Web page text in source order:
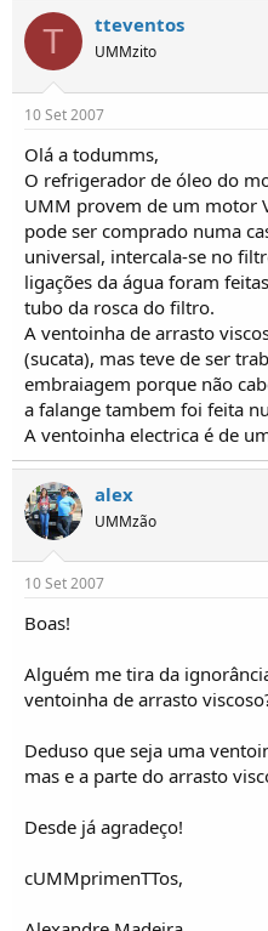
T tteventos
UMMzito
10 Set 2007
Olá a todumms,
O refrigerador de óleo do
UMM provem de um motor
pode ser comprado numa
universal, intercala-se no
ligações da água foram
tubo da rosca do filtro.
A ventoinha de arrasto
(sucata), mas teve de ser
embraiagem porque não
a falange tambem foi feita
A ventoinha electrica é de
alex
UMMzão
10 Set 2007
Boas!
Alguém me tira da
ventoinha de arrasto
Deduso que seja uma
mas e a parte do arrasto
Desde já agradeço!
cUMMprimenTTos,